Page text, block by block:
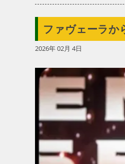
ファヴェーラか
2026年 02月 4日